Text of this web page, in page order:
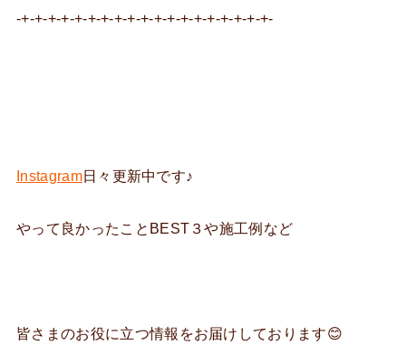
-+-+-+-+-+-+-+-+-+-+-+-+-+-+-+-+-+-+-+-
Instagram日々更新中です♪
やって良かったことBEST３や施工例など
皆さまのお役に立つ情報をお届けしております😊